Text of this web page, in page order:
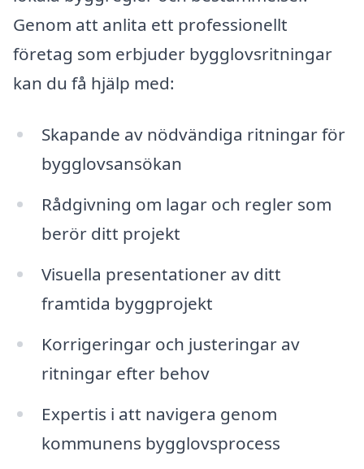
Genom att anlita ett professionellt
företag som erbjuder bygglovsritningar
kan du få hjälp med:
Skapande av nödvändiga ritningar för
bygglovsansökan
Rådgivning om lagar och regler som
berör ditt projekt
Visuella presentationer av ditt
framtida byggprojekt
Korrigeringar och justeringar av
ritningar efter behov
Expertis i att navigera genom
kommunens bygglovsprocess